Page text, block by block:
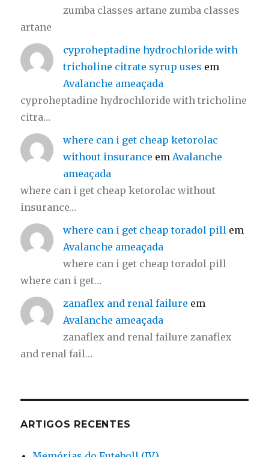
zumba classes artane zumba classes
artane
cyproheptadine hydrochloride with
tricholine citrate syrup uses em
Avalanche ameaçada
cyproheptadine hydrochloride with tricholine
citra…
where can i get cheap ketorolac
without insurance em Avalanche
ameaçada
where can i get cheap ketorolac without
insurance…
where can i get cheap toradol pill em
Avalanche ameaçada
where can i get cheap toradol pill
where can i get…
zanaflex and renal failure em
Avalanche ameaçada
zanaflex and renal failure zanaflex
and renal fail…
ARTIGOS RECENTES